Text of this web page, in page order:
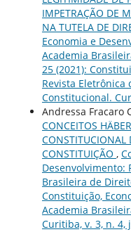
IMPETRAÇÃO DE
NA TUTELA DE
Economia e
Academia
25 (2021):
Revista
Constitucional.
Andressa Fracaro
CONCEITOS
CONSTITUCIONAL
CONSTITUIÇÃO ,
Desenvolvimento:
Brasileira de
Constituição,
Academia
Curitiba, v. 3, n. 4,